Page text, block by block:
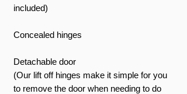
included)
Concealed hinges
Detachable door
(Our lift off hinges make it simple for you
to remove the door when needing to do